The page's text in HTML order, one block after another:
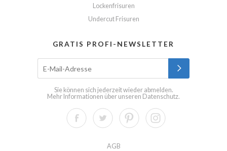
Lockenfrisuren
Undercut Frisuren
GRATIS PROFI-NEWSLETTER
Sie können sich jederzeit wieder abmelden.
Mehr Informationen über unseren Datenschutz.
AGB